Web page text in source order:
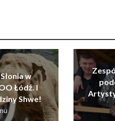
w
Łódź. I
Shwe!